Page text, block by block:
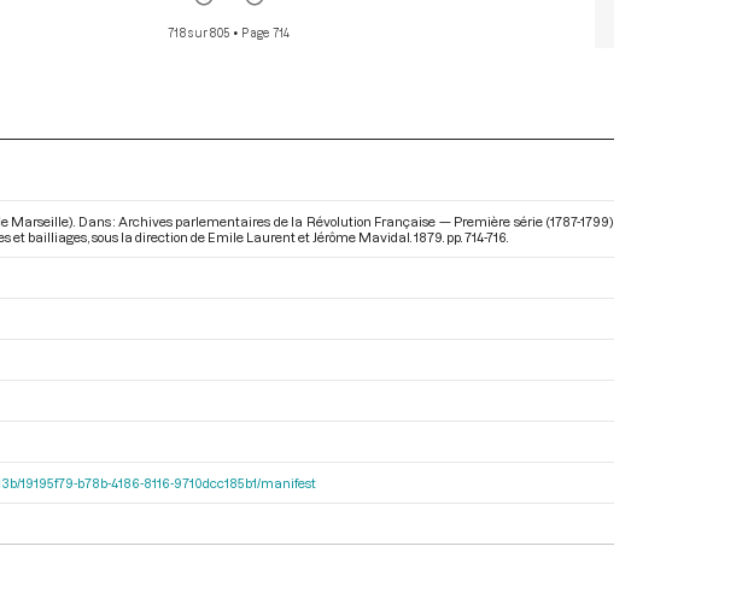
718 sur 805 • Page 714
Dans : Archives parlementaires de la Révolution Française — Première série (1787-1799)
et bailliages, sous la direction de Emile Laurent et Jérôme Mavidal. 1879. pp. 714-716.
19195f79-b78b-4186-8116-9710dcc185b1/manifest